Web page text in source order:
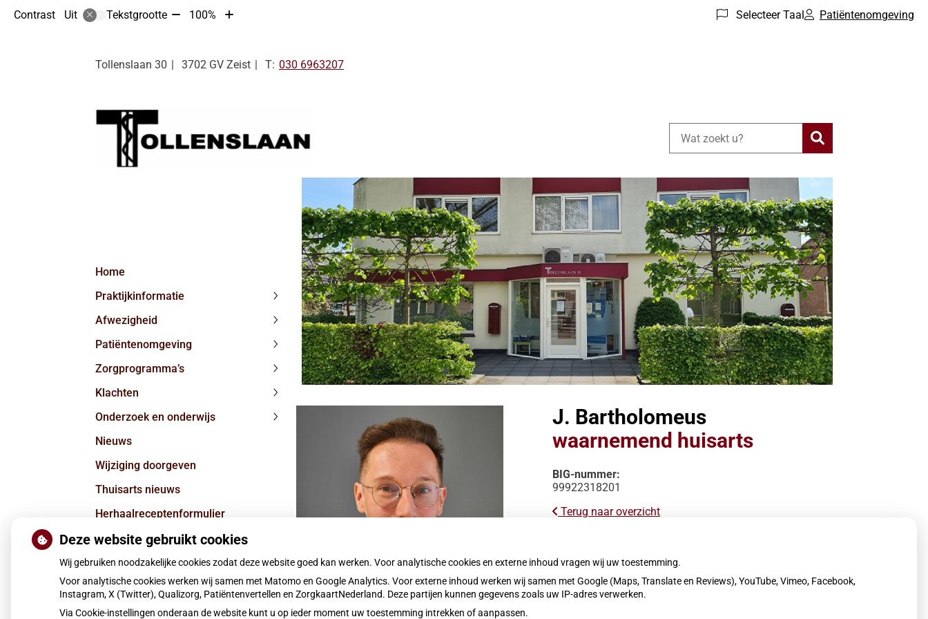
Contrast Uit Tekstgrootte Tekst
10%
100%
Tekst
10%
Selecteer Taal Patiëntenomgeving
Tollenslaan 30 3702 GV Zeist Tel:
030 6963207
Zoeken
Home
Praktijkinformatie
Praktijkinformatie
submenu
Afwezigheid
Afwezigheid
submenu
Patiëntenomgeving
Patiëntenomgeving
submenu
Zorgprogramma’s
Zorgprogramma’s
submenu
Klachten
Klachten
submenu
Onderzoek en onderwijs
Nieuws
Wijziging doorgeven
Thuisarts nieuws
Herhaalreceptenformulier
Nieuws
Vragen/Contact
J. Bartholomeus
waarnemend huisarts
BIG-nummer:
99922318201
Terug naar overzicht
Deze website gebruikt cookies
Wij gebruiken noodzakelijke cookies zodat deze website goed kan werken. Voor analytische cookies en externe inhoud vragen wij uw toestemming.
Voor analytische cookies werken wij samen met Matomo en Google Analytics. Voor externe inhoud werken wij samen met Google (Maps, Translate en Reviews), YouTube, Vimeo, Facebook,
Instagram, X (Twitter), Qualizorg, Patiëntenvertellen en ZorgkaartNederland. Deze partijen kunnen gegevens zoals uw IP-adres verwerken.
Via Cookie-instellingen onderaan de website kunt u op ieder moment uw toestemming intrekken of aanpassen.